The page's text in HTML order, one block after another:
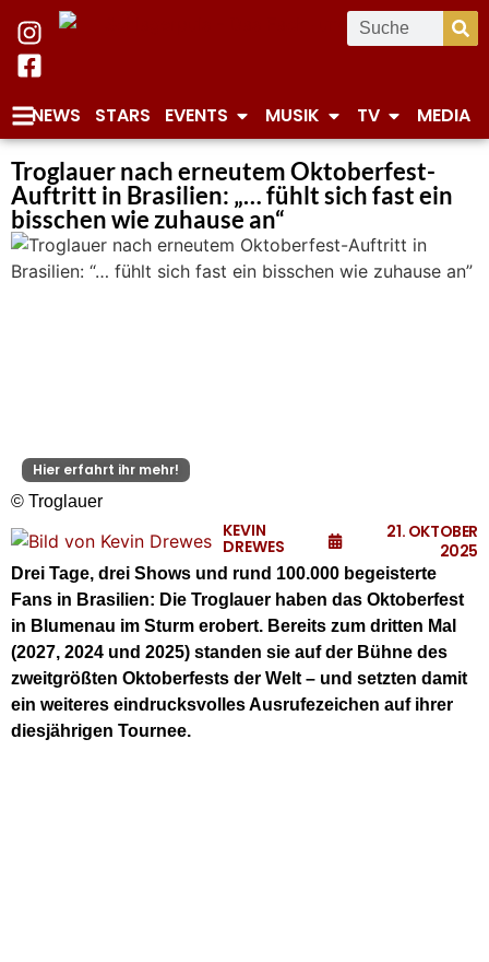
NEWS STARS EVENTS MUSIK TV MEDIA
Troglauer nach erneutem Oktoberfest-
Auftritt in Brasilien: „… fühlt sich fast ein
bisschen wie zuhause an“
Hier erfahrt ihr mehr!
© Troglauer
KEVIN
DREWES
21. OKTOBER
2025
Drei Tage, drei Shows und rund 100.000 begeisterte
Fans in Brasilien: Die Troglauer haben das Oktoberfest
in Blumenau im Sturm erobert. Bereits zum dritten Mal
(2027, 2024 und 2025) standen sie auf der Bühne des
zweitgrößten Oktoberfests der Welt – und setzten damit
ein weiteres eindrucksvolles Ausrufezeichen auf ihrer
diesjährigen Tournee.